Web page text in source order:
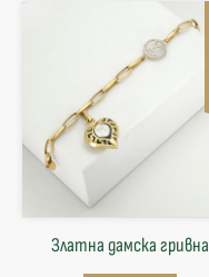
Златна дамска гривна